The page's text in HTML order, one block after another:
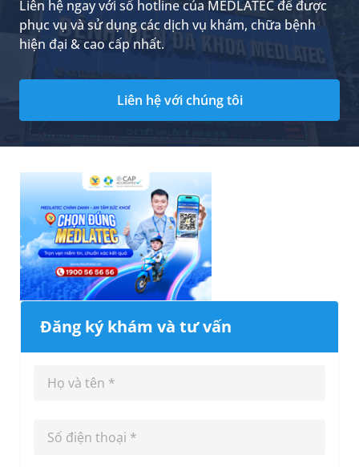
Liên hệ ngay với số hotline của MEDLATEC để được
phục vụ và sử dụng các dịch vụ khám, chữa bệnh
hiện đại & cao cấp nhất.
Liên hệ với chúng tôi
Đăng ký khám và tư vấn